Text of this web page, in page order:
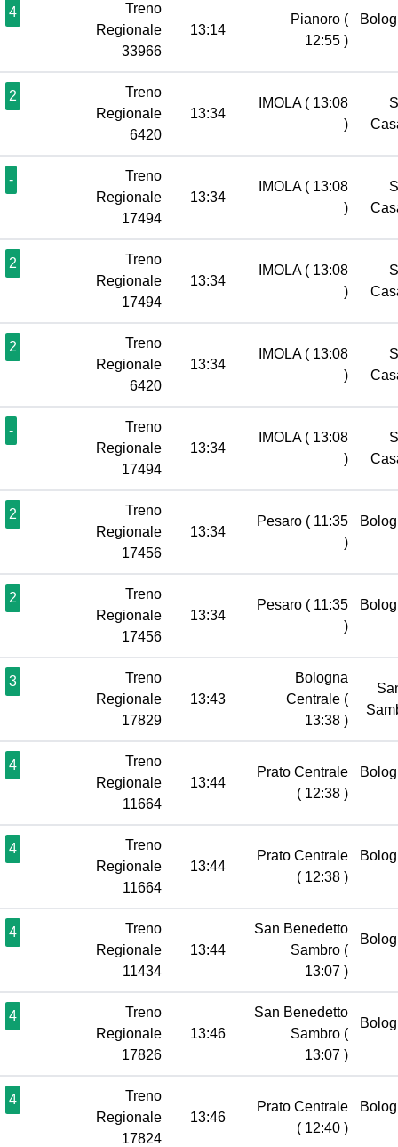
4
Treno
Regionale
33966
13:14
Pianoro (
12:55 )
2
Treno
Regionale
6420
13:34
IMOLA ( 13:08
)
-
Treno
Regionale
17494
13:34
IMOLA ( 13:08
)
2
Treno
Regionale
17494
13:34
IMOLA ( 13:08
)
2
Treno
Regionale
6420
13:34
IMOLA ( 13:08
)
-
Treno
Regionale
17494
13:34
IMOLA ( 13:08
)
2
Treno
Regionale
17456
13:34
Pesaro ( 11:35
)
2
Treno
Regionale
17456
13:34
Pesaro ( 11:35
)
3
Treno
Regionale
17829
13:43
Bologna
Centrale (
13:38 )
4
Treno
Regionale
11664
13:44
Prato Centrale
( 12:38 )
4
Treno
Regionale
11664
13:44
Prato Centrale
( 12:38 )
4
Treno
Regionale
11434
13:44
San Benedetto
Sambro (
13:07 )
4
Treno
Regionale
17826
13:46
San Benedetto
Sambro (
13:07 )
4
Treno
Regionale
17824
13:46
Prato Centrale
( 12:40 )